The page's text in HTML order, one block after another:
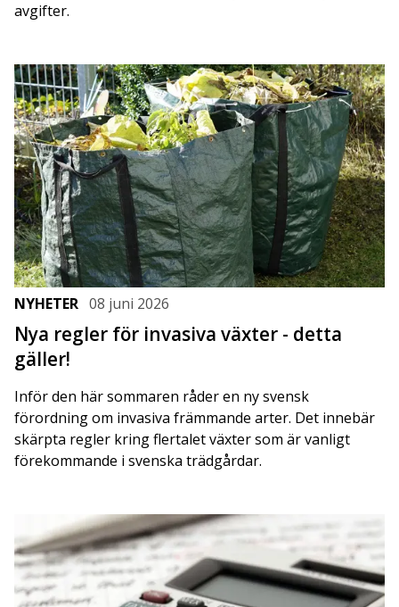
avgifter.
NYHETER 08 juni 2026
Nya regler för invasiva växter - detta
gäller!
Inför den här sommaren råder en ny svensk
förordning om invasiva främmande arter. Det innebär
skärpta regler kring flertalet växter som är vanligt
förekommande i svenska trädgårdar.